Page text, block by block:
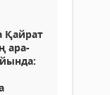
Қайрат
ара-